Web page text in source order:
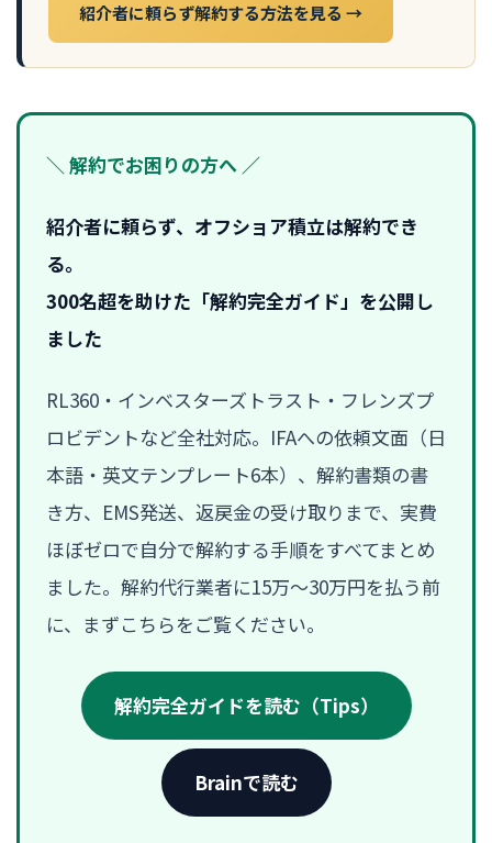
紹介者に頼らず解約する方法を見る →
＼ 解約でお困りの方へ ／
紹介者に頼らず、オフショア積立は解約でき
る。
300名超を助けた「解約完全ガイド」を公開し
ました
RL360・インベスターズトラスト・フレンズプ
ロビデントなど全社対応。IFAへの依頼文面（日
本語・英文テンプレート6本）、解約書類の書
き方、EMS発送、返戻金の受け取りまで、実費
ほぼゼロで自分で解約する手順をすべてまとめ
ました。解約代行業者に15万〜30万円を払う前
に、まずこちらをご覧ください。
解約完全ガイドを読む（Tips）
Brainで読む